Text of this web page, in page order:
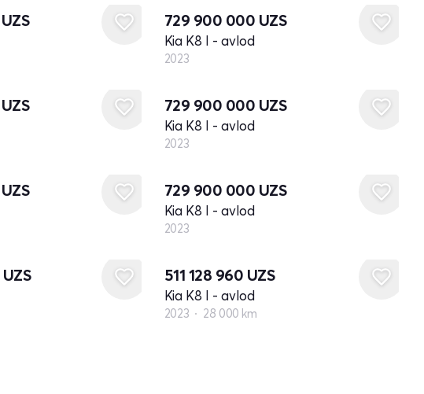
UZS 729 900 000 UZS
Kia K8 I - avlod
2023
UZS 729 900 000 UZS
Kia K8 I - avlod
2023
UZS 729 900 000 UZS
Kia K8 I - avlod
2023
UZS 511 128 960 UZS
Kia K8 I - avlod
2023 28 000 km